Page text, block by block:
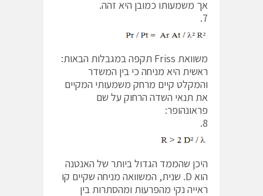
אך משמעותו כמובן היא זהה.
7.
משוואת Friss תקפה במגבלות הבאות:
ראשית היא מניחה כי בין המשדר
והמקלט קיים מרחק משמעותי המקיים
את תנאי השדה הרחוק על שם
פראונהופר:
8.
היכן שהממד הגדול ביותר של האנטנה
הוא D. שנית, המשוואה מניחה שקיים קו
ראייה נקי מהפרעות ומהסתרות בין